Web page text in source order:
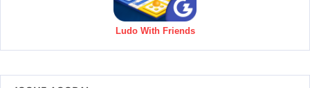
Ludo With Friends